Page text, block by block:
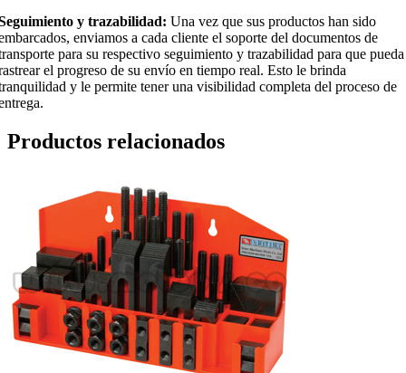
y trazabilidad: Una vez que sus productos han sido
enviamos a cada cliente el soporte del documentos de
para su respectivo seguimiento y trazabilidad para que pueda
el progreso de su envío en tiempo real. Esto le brinda
y le permite tener una visibilidad completa del proceso de
Productos relacionados